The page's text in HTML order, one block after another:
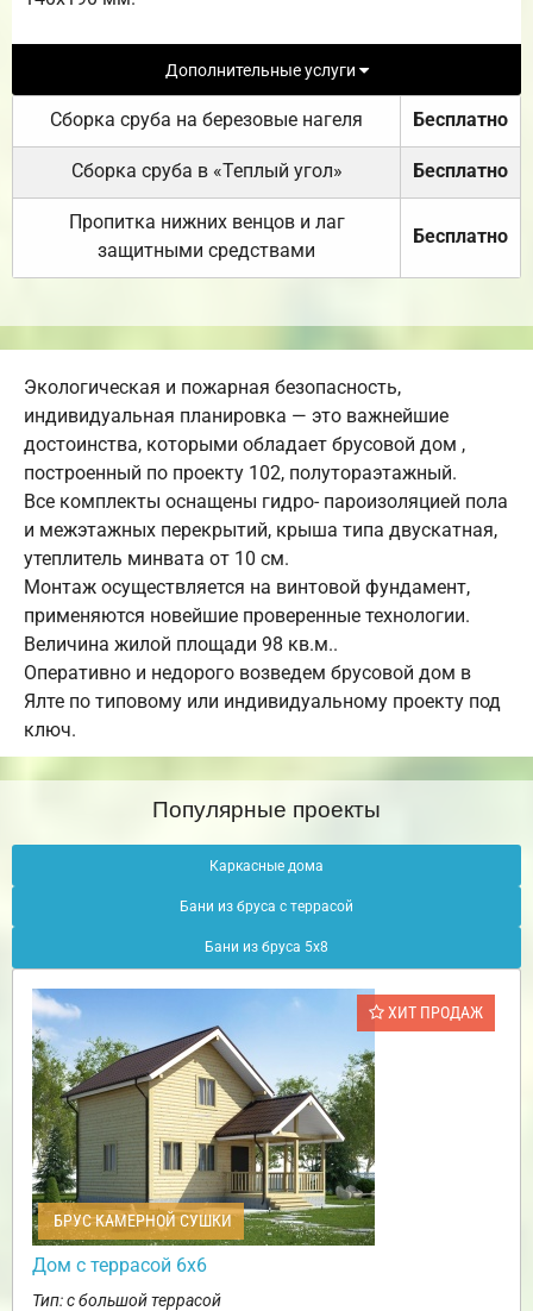
Дополнительные услуги
Сборка сруба на березовые нагеля Бесплатно
Сборка сруба в «Теплый угол» Бесплатно
Пропитка нижних венцов и лаг
защитными средствами
Бесплатно
Экологическая и пожарная безопасность,
индивидуальная планировка — это важнейшие
достоинства, которыми обладает брусовой дом ,
построенный по проекту 102, полутораэтажный.
Все комплекты оснащены гидро- пароизоляцией пола
и межэтажных перекрытий, крыша типа двускатная,
утеплитель минвата от 10 см.
Монтаж осуществляется на винтовой фундамент,
применяются новейшие проверенные технологии.
Величина жилой площади 98 кв.м..
Оперативно и недорого возведем брусовой дом в
Ялте по типовому или индивидуальному проекту под
ключ.
Популярные проекты
Каркасные дома
Бани из бруса с террасой
Бани из бруса 5х8
ХИТ ПРОДАЖ
БРУС КАМЕРНОЙ СУШКИ
Дом с террасой 6х6
Тип: с большой террасой